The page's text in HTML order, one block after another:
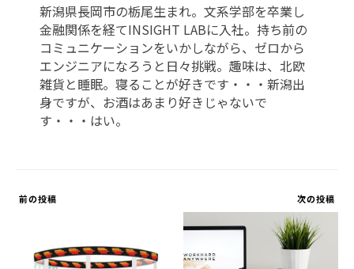
新潟県長岡市の栃尾生まれ。文系学部を卒業し
金融関係を経てINSIGHT LABに入社。持ち前の
コミュニケーションをいかしながら、ゼロから
エンジニアになろうと日々挑戦。趣味は、北欧
雑貨と睡眠。寝ることが好きです・・・新潟出
身ですが、お酒はあまり好きじゃないで
す・・・はい。
前の投稿 次の投稿